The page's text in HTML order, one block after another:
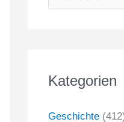
e
Kategorien
Geschichte